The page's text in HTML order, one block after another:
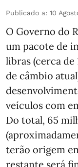
Publicado a: 10
O Governo do
um pacote de
libras (cerca de
de câmbio
veículos com
Do total, 65
terão origem
restante será